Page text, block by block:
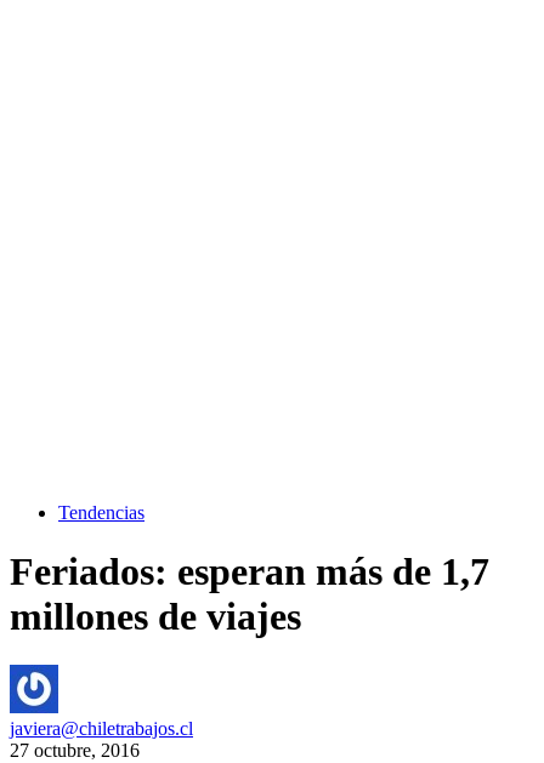
Tendencias
Feriados: esperan más de 1,7
millones de viajes
javiera@chiletrabajos.cl
27 octubre, 2016